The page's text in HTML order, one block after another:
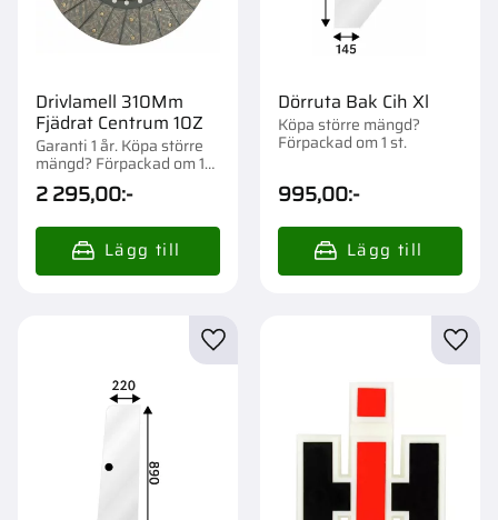
Drivlamell 310Mm
Fjädrat Centrum 10Z
Garanti 1 år. Köpa större
mängd? Förpackad om 1
st.
2 295,00:-
Dörruta Bak Cih Xl
Köpa större mängd?
Förpackad om 1 st.
995,00:-
Lägg till i favoriter